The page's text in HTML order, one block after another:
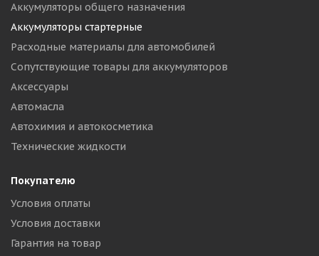
Аккумуляторы общего назначения
Аккумуляторы стартерные
Расходные материалы для автомобилей
Сопутствующие товары для аккумуляторов
Аксессуары
Автомасла
Автохимия и автокосметика
Технические жидкости
Покупателю
Условия оплаты
Условия доставки
Гарантия на товар